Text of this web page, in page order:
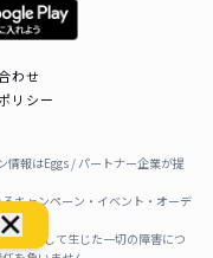
わせ
リシー
報はEggs / パートナー企業が提
キャンペーン・イベント・オーデ
を利用して生じた一切の障害につ